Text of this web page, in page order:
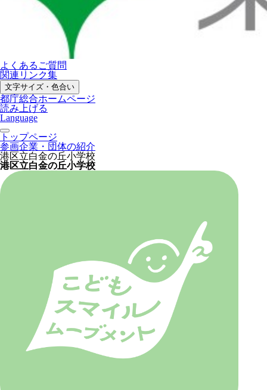
よくあるご質問
関連リンク集
文字サイズ・色合い
都庁総合ホームページ
読み上げる
Language
トップページ
参画企業・団体の紹介
港区立白金の丘小学校
港区立白金の丘小学校